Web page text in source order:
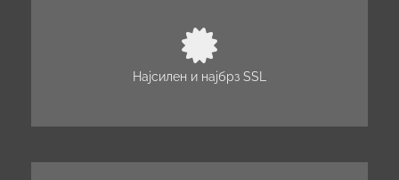
Најсилен и најбрз SSL